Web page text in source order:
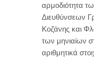
αρμοδιότητα
Διευθύνσεων
Κοζάνης και
των μηνιαίων
αριθμητικά